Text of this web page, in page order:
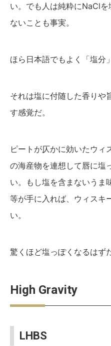
い。でも人は純粋にNaCl
ないことも事実。
ほら日本語でもよく「塩分
それは塩に付随した香りや
す感覚だ。
ピートが仄かに効いたウィ
の海産物を連想して唇に塩
い。もし塩を含まないうま
等が手に入れば、ウィスキ
い。
驚くほど塩っぽくなるはず
High Gravity
LHBS